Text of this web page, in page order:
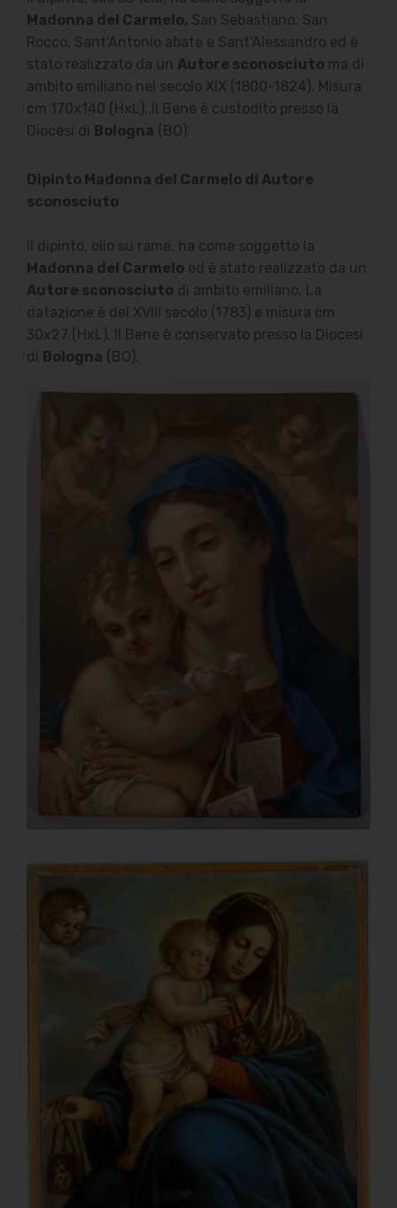
Madonna del Carmelo, San Sebastiano, San
Rocco, Sant'Antonio abate e Sant'Alessandro ed è
stato realizzato da un Autore sconosciuto ma di
ambito emiliano nel secolo XIX (1800-1824). Misura
cm 170x140 (HxL). Il Bene è custodito presso la
Diocesi di Bologna (BO).
Dipinto Madonna del Carmelo di Autore
sconosciuto
Il dipinto, olio su rame, ha come soggetto la
Madonna del Carmelo ed è stato realizzato da un
Autore sconosciuto di ambito emiliano. La
datazione è del XVIII secolo (1783) e misura cm
30x27 (HxL). Il Bene è conservato presso la Diocesi
di Bologna (BO).